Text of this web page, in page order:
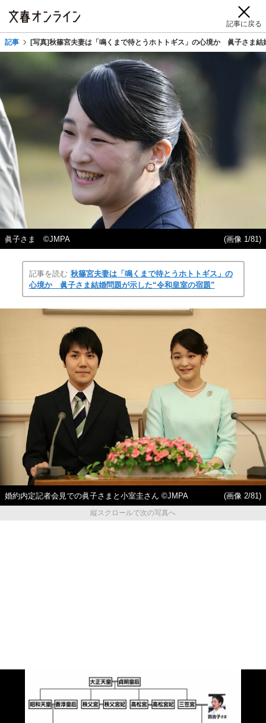
記事に戻る
記事 [写真]秋篠宮夫妻は「鳴くまで待とうホトトギス」の心境か 眞子さま結
眞子さま ©️JMPA (画像 1/81)
記事を読む 秋篠宮夫妻は「鳴くまで待とうホトトギス」の
心境か 眞子さま結婚問題が示した“令和皇室の宿題”
婚約内定記者会見での眞子さまと小室圭さん ©JMPA
(画像 2/81)
縦スクロールで次の写真へ